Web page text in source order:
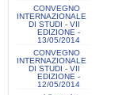
CONVEGNO
INTERNAZIONALE
DI STUDI - VII
EDIZIONE -
13/05/2014
CONVEGNO
INTERNAZIONALE
DI STUDI - VII
EDIZIONE -
12/05/2014